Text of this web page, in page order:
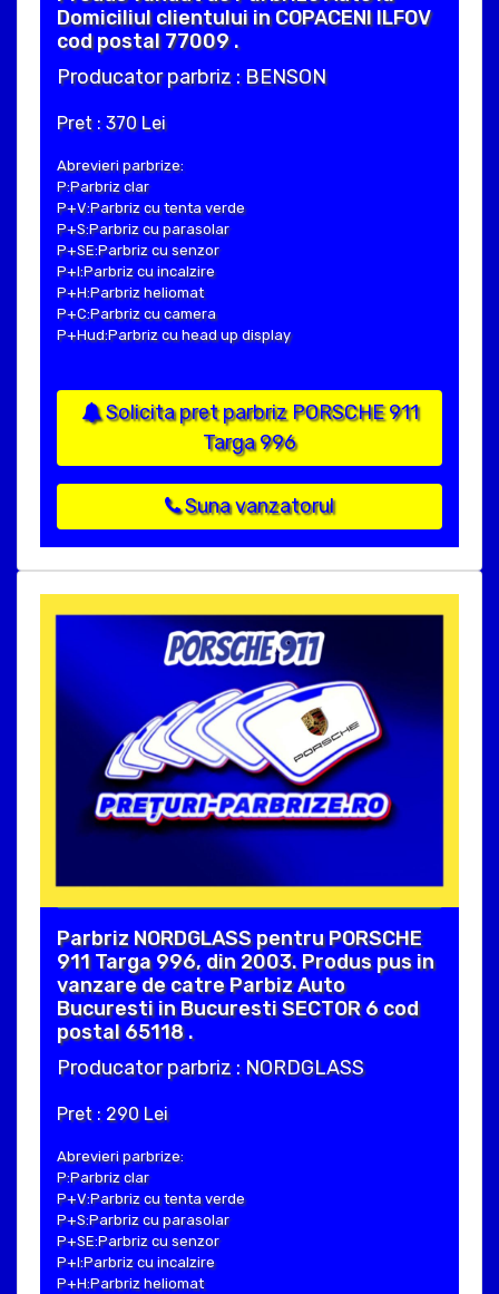
Domiciliul clientului in COPACENI ILFOV
cod postal 77009 .
Producator parbriz : BENSON
Pret : 370 Lei
Abrevieri parbrize:
P:Parbriz clar
P+V:Parbriz cu tenta verde
P+S:Parbriz cu parasolar
P+SE:Parbriz cu senzor
P+I:Parbriz cu incalzire
P+H:Parbriz heliomat
P+C:Parbriz cu camera
P+Hud:Parbriz cu head up display
Solicita pret parbriz PORSCHE 911
Targa 996
Suna vanzatorul
Parbriz NORDGLASS pentru PORSCHE
911 Targa 996, din 2003. Produs pus in
vanzare de catre Parbiz Auto
Bucuresti in Bucuresti SECTOR 6 cod
postal 65118 .
Producator parbriz : NORDGLASS
Pret : 290 Lei
Abrevieri parbrize:
P:Parbriz clar
P+V:Parbriz cu tenta verde
P+S:Parbriz cu parasolar
P+SE:Parbriz cu senzor
P+I:Parbriz cu incalzire
P+H:Parbriz heliomat